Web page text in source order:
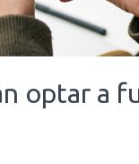
optar a